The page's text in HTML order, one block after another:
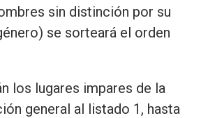
sin distinción por su
se sorteará el orden
los lugares impares de la
general al listado 1, hasta